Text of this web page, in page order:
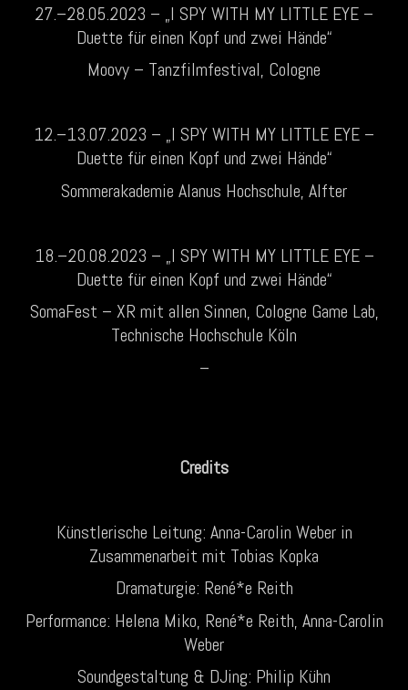
27.–28.05.2023 – „I SPY WITH MY LITTLE EYE –
Duette für einen Kopf und zwei Hände“
Moovy – Tanzfilmfestival, Cologne
12.–13.07.2023 – „I SPY WITH MY LITTLE EYE –
Duette für einen Kopf und zwei Hände“
Sommerakademie Alanus Hochschule, Alfter
18.–20.08.2023 – „I SPY WITH MY LITTLE EYE –
Duette für einen Kopf und zwei Hände“
SomaFest – XR mit allen Sinnen, Cologne Game Lab,
Technische Hochschule Köln
–
Credits
Künstlerische Leitung: Anna-Carolin Weber in
Zusammenarbeit mit Tobias Kopka
Dramaturgie: René*e Reith
Performance: Helena Miko, René*e Reith, Anna-Carolin
Weber
Soundgestaltung & DJing: Philip Kühn